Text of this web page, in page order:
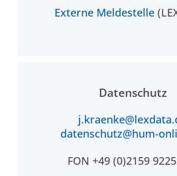
Externe Meldestelle
Datenschutz
datenschutz@hum-
FON +49 (0)2159